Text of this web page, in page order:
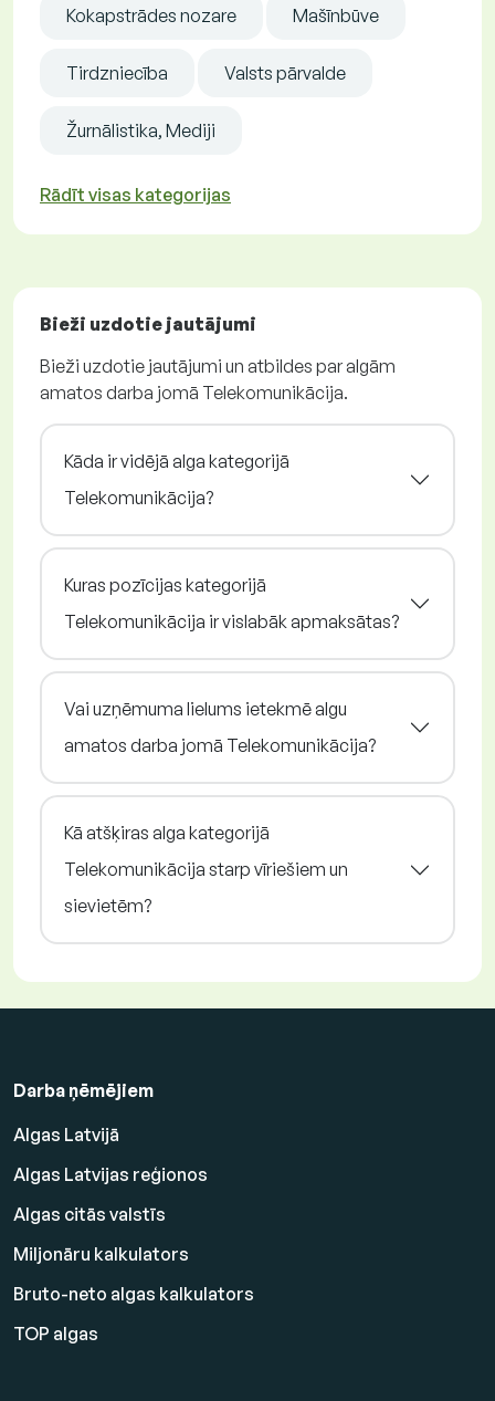
Kokapstrādes nozare Mašīnbūve
Tirdzniecība Valsts pārvalde
Žurnālistika, Mediji
Rādīt visas kategorijas
Bieži uzdotie jautājumi
Bieži uzdotie jautājumi un atbildes par algām
amatos darba jomā Telekomunikācija.
Kāda ir vidējā alga kategorijā
Telekomunikācija?
Kuras pozīcijas kategorijā
Telekomunikācija ir vislabāk apmaksātas?
Vai uzņēmuma lielums ietekmē algu
amatos darba jomā Telekomunikācija?
Kā atšķiras alga kategorijā
Telekomunikācija starp vīriešiem un
sievietēm?
Darba ņēmējiem
Algas Latvijā
Algas Latvijas reģionos
Algas citās valstīs
Miljonāru kalkulators
Bruto-neto algas kalkulators
TOP algas